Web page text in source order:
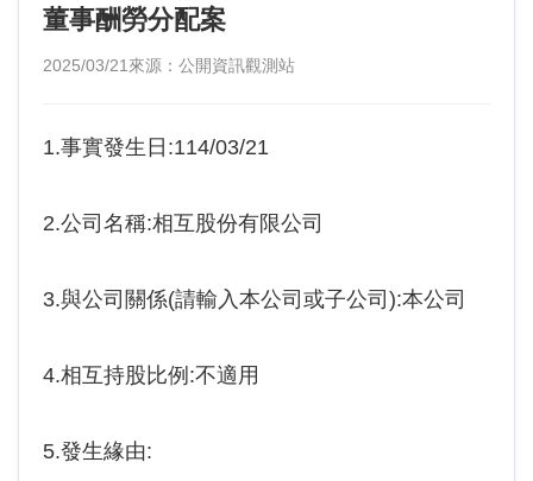
董事酬勞分配案
2025/03/21 來源：公開資訊觀測站
1.事實發生日:114/03/21
2.公司名稱:相互股份有限公司
3.與公司關係(請輸入本公司或子公司):本公司
4.相互持股比例:不適用
5.發生緣由: